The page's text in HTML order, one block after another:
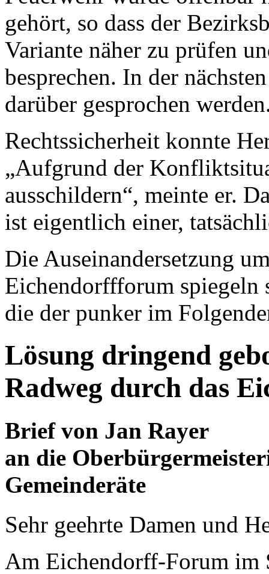
gehört, so dass der
Variante näher zu prüfen
besprechen. In der
darüber gesprochen
Rechtssicherheit konnte
„Aufgrund der
ausschildern“, meinte er.
ist eigentlich einer,
Die Auseinandersetzung
Eichendorffforum spiegeln
die der punker im
Lösung dringend
Radweg durch das
Brief von Jan Rayer
an die
Gemeinderäte
Sehr geehrte Damen und
Am Eichendorff-Forum im